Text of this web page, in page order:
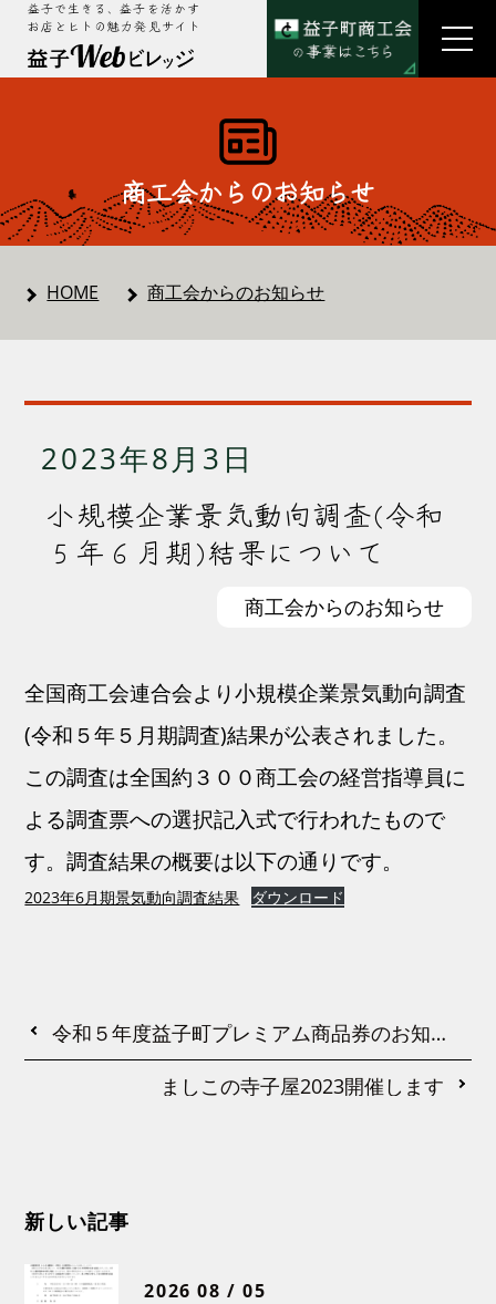
益子で生きる、益子を活かす
お店とヒトの魅力発見サイト
商工会からのお知らせ
HOME 商工会からのお知らせ
2023年8月3日
小規模企業景気動向調査(令和
５年６月期)結果について
商工会からのお知らせ
全国商工会連合会より小規模企業景気動向調査
(令和５年５月期調査)結果が公表されました。
この調査は全国約３００商工会の経営指導員に
よる調査票への選択記入式で行われたもので
す。調査結果の概要は以下の通りです。
2023年6月期景気動向調査結果 ダウンロード
令和５年度益子町プレミアム商品券のお知らせ〈第１段チラシ〉
ましこの寺子屋2023開催します
新しい記事
2026 08 / 05